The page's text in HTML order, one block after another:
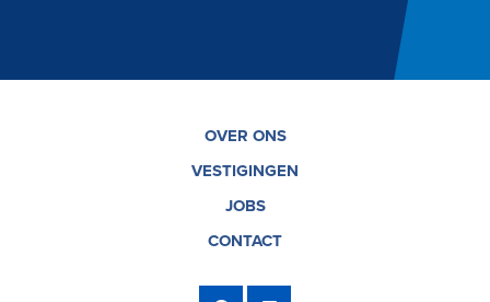
OVER ONS
VESTIGINGEN
JOBS
CONTACT